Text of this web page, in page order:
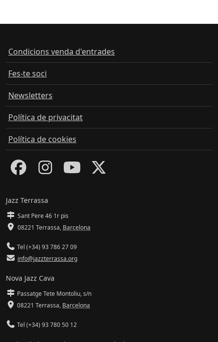
Condicions venda d'entrades
Fes-te soci
Newsletters
Política de privacitat
Política de cookies
Jazz Terrassa
Sant Pere 46 1r pis
08221 Terrassa, Barcelona
Tel (+34) 93 786 27 09
info@jazzterrassa.org
Nova Jazz Cava
Passatge Tete Montoliu, s/n
08221 Terrassa, Barcelona
Tel (+34) 93 780 50 12